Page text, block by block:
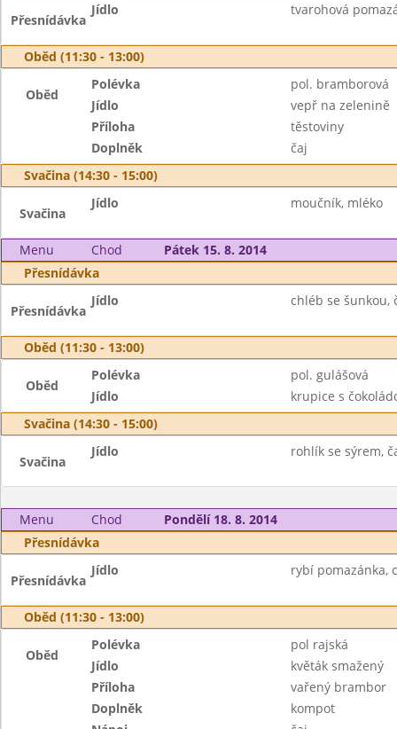
Přesnídávka
Jídlo tvarohová
Oběd (11:30 - 13:00)
Oběd
Polévka
pol. bramborová
Jídlo
vepř na zelenině
Příloha
těstoviny
Doplněk
čaj
Svačina (14:30 - 15:00)
Svačina
Jídlo moučník, mléko
Menu Chod
Pátek 15. 8. 2014
Přesnídávka
Přesnídávka
Jídlo chléb se šunkou,
Oběd (11:30 - 13:00)
Oběd
Polévka
pol. gulášová
Jídlo
krupice s
Svačina (14:30 - 15:00)
Svačina
Jídlo rohlík se sýrem,
Menu Chod
Pondělí 18. 8. 2014
Přesnídávka
Přesnídávka
Jídlo rybí pomazánka,
Oběd (11:30 - 13:00)
Oběd
Polévka
pol rajská
Jídlo
květák smažený
Příloha
vařený brambor
Doplněk
kompot